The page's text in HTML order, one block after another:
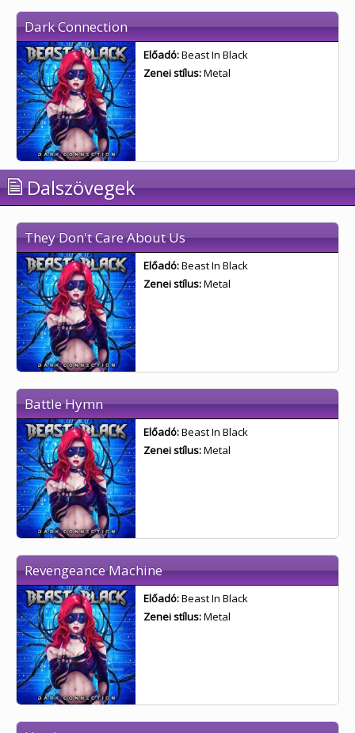
Dark Connection
Előadó:Beast In Black
Zenei stílus:Metal
Dalszövegek
They Don't Care About Us
Előadó:Beast In Black
Zenei stílus:Metal
Battle Hymn
Előadó:Beast In Black
Zenei stílus:Metal
Revengeance Machine
Előadó:Beast In Black
Zenei stílus:Metal